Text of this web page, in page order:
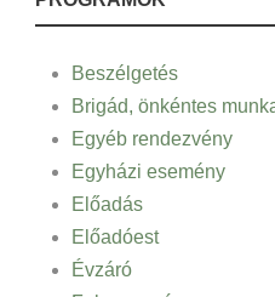
Beszélgetés
Brigád, önkéntes
Egyéb rendezvény
Egyházi esemény
Előadás
Előadóest
Évzáró